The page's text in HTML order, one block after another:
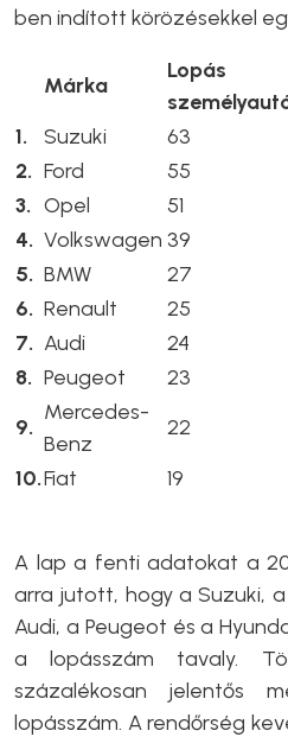
ben indított körözésekkel
Márka
Lopás
1.
Suzuki
63
2. Ford
55
3. Opel
51
4. Volkswagen 39
5. BMW
27
6. Renault
25
7. Audi
24
8. Peugeot
23
9.
Mercedes-
Benz
22
10.Fiat 19
A lap a fenti adatokat a
arra jutott, hogy a Suzuki,
Audi, a Peugeot és a
a lopásszám tavaly.
százalékosan jelentős
lopásszám. A rendőrség